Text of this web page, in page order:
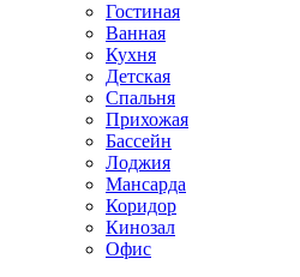
Гостиная
Ванная
Кухня
Детская
Спальня
Прихожая
Бассейн
Лоджия
Мансарда
Коридор
Кинозал
Офис